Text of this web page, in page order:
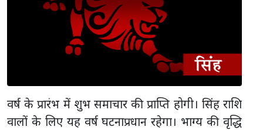
वर्ष के प्रारंभ में शुभ समाचार की प्राप्ति होगी। सिंह राशि
वालों के लिए यह वर्ष घटनाप्रधान रहेगा। भाग्य की वृद्धि